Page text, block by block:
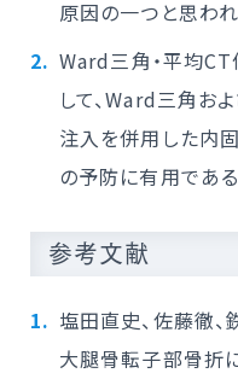
原因の一つと思われ
Ward三角・平均
して、Ward三角お
注入を併用した内
の予防に有用である
参考文献
塩田直史、佐藤徹
大腿骨転子部骨折